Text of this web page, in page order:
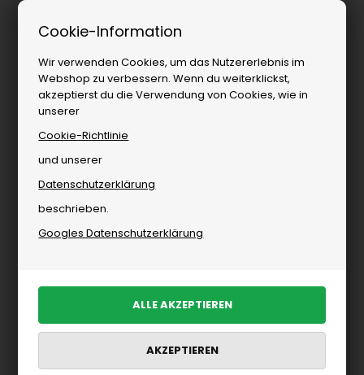
Cookie-Information
Wir verwenden Cookies, um das Nutzererlebnis im
Webshop zu verbessern. Wenn du weiterklickst,
akzeptierst du die Verwendung von Cookies, wie in
unserer
Cookie-Richtlinie
und unserer
Datenschutzerklärung
beschrieben.
Googles Datenschutzerklärung
Marken»Wohnen
Ausgewählte Artikel
PRODUKTE FILTERN